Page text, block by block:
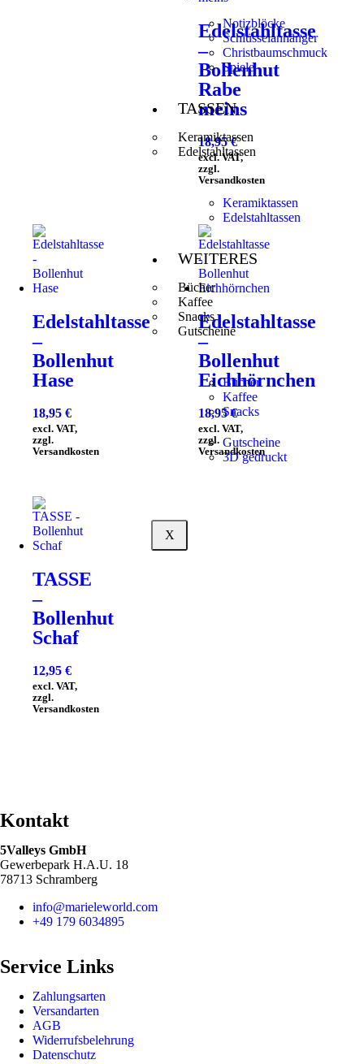
Notizblöcke
Schlüsselanhänger
Christbaumschmuck
Spiele
TASSEN
Keramiktassen
Edelstahltassen
Keramiktassen
Edelstahltassen
WEITERES
Bücher
Kaffee
Snacks
Gutscheine
Bücher
Kaffee
Snacks
Gutscheine
3D gedruckt
X
Edelstahltasse
–
Bollenhut
Rabe
meins
18,95€
excl. VAT,
zzgl.
Versandkosten
Edelstahltasse
–
Bollenhut
Hase
18,95 €
excl. VAT,
zzgl.
Versandkosten
Edelstahltasse
–
Bollenhut
Eichhörnchen
18,95€
excl. VAT,
zzgl.
Versandkosten
TASSE
–
Bollenhut
Schaf
12,95 €
excl. VAT,
zzgl.
Versandkosten
Kontakt
5Valleys GmbH
Gewerbepark H.A.U. 18
78713 Schramberg
info@marieleworld.com
+49 179 6034895
Service Links
Zahlungsarten
Versandarten
AGB
Widerrufsbelehrung
Datenschutz